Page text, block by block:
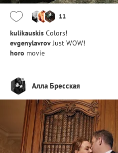
11
kulikauskis Colors!
evgenylavrov Just WOW!
horo movie
Алла Бресская